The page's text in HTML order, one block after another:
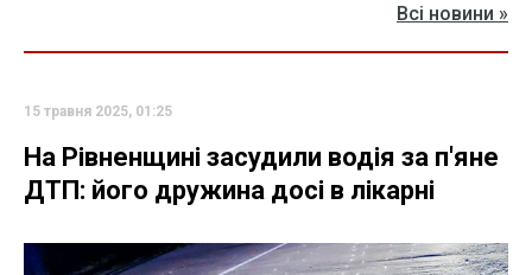
Всі новини »
15 травня 2025, 01:25
На Рівненщині засудили водія за п'яне
ДТП: його дружина досі в лікарні